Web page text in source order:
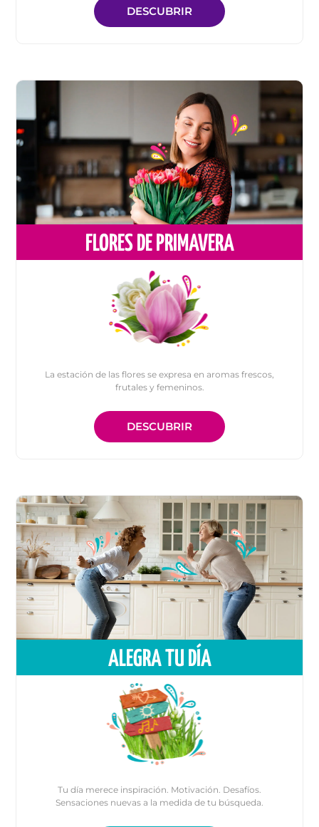
DESCUBRIR
FLORES DE PRIMAVERA
La estación de las flores se expresa en aromas frescos,
frutales y femeninos.
DESCUBRIR
ALEGRA TU DÍA
Tu día merece inspiración. Motivación. Desafíos.
Sensaciones nuevas a la medida de tu búsqueda.